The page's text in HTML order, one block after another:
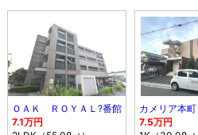
ＯＡＫ ＲＯＹＡＬ?番館
7.1万円
カメリア本町
7.5万円